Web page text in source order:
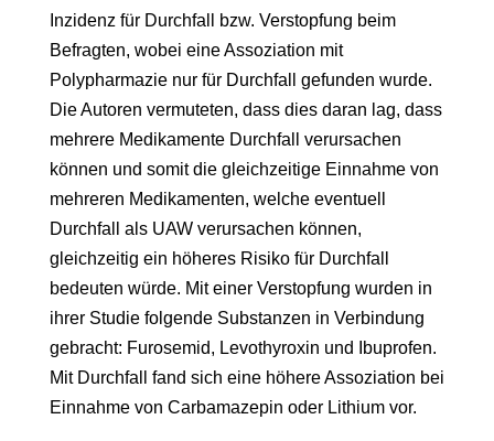
Inzidenz für Durchfall bzw. Verstopfung beim
Befragten, wobei eine Assoziation mit
Polypharmazie nur für Durchfall gefunden wurde.
Die Autoren vermuteten, dass dies daran lag, dass
mehrere Medikamente Durchfall verursachen
können und somit die gleichzeitige Einnahme von
mehreren Medikamenten, welche eventuell
Durchfall als UAW verursachen können,
gleichzeitig ein höheres Risiko für Durchfall
bedeuten würde. Mit einer Verstopfung wurden in
ihrer Studie folgende Substanzen in Verbindung
gebracht: Furosemid, Levothyroxin und Ibuprofen.
Mit Durchfall fand sich eine höhere Assoziation bei
Einnahme von Carbamazepin oder Lithium vor.